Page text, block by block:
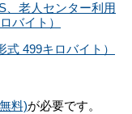
老人センター利用
バイト）
499キロバイト）
料)が必要です。